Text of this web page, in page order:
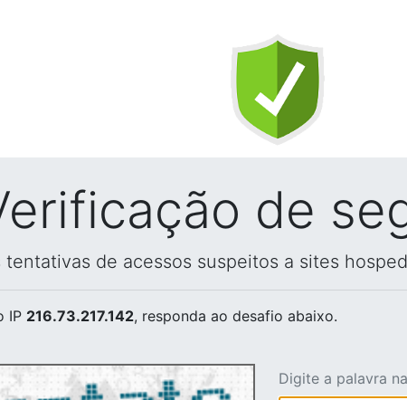
de
tentativas de acessos suspeitos a sites
IP 216.73.217.142, responda ao desafio abaixo.
Digite a palavra